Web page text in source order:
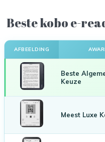
Beste kobo e-
AFBEELDING
Beste
Keuze
Meest Luxe